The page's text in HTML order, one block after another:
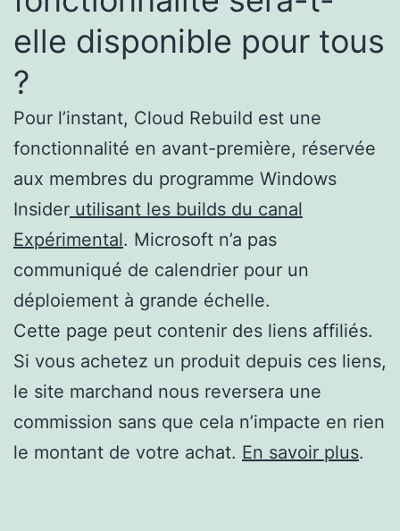
elle disponible pour tous
?
Pour l’instant, Cloud Rebuild est une
fonctionnalité en avant-première, réservée
aux membres du programme Windows
Insider utilisant les builds du canal
Expérimental. Microsoft n’a pas
communiqué de calendrier pour un
déploiement à grande échelle.
Cette page peut contenir des liens affiliés.
Si vous achetez un produit depuis ces liens,
le site marchand nous reversera une
commission sans que cela n’impacte en rien
le montant de votre achat. En savoir plus.